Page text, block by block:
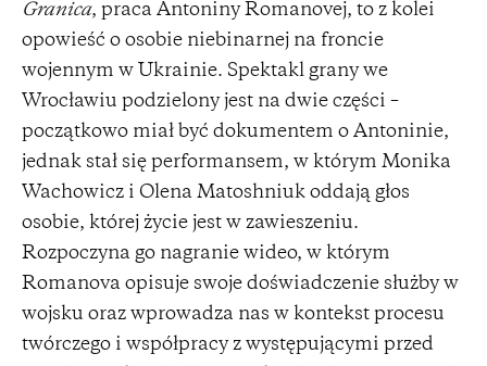
Granica, praca Antoniny Romanovej, to z kolei
opowieść o osobie niebinarnej na froncie
wojennym w Ukrainie. Spektakl grany we
Wrocławiu podzielony jest na dwie części –
początkowo miał być dokumentem o Antoninie,
jednak stał się performansem, w którym Monika
Wachowicz i Olena Matoshniuk oddają głos
osobie, której życie jest w zawieszeniu.
Rozpoczyna go nagranie wideo, w którym
Romanova opisuje swoje doświadczenie służby w
wojsku oraz wprowadza nas w kontekst procesu
twórczego i współpracy z występującymi przed